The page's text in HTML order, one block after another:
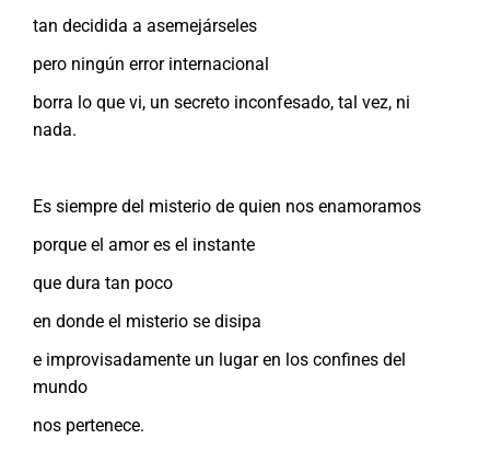
tan decidida a asemejárseles
pero ningún error internacional
borra lo que vi, un secreto inconfesado, tal vez, ni
nada.
Es siempre del misterio de quien nos enamoramos
porque el amor es el instante
que dura tan poco
en donde el misterio se disipa
e improvisadamente un lugar en los confines del
mundo
nos pertenece.